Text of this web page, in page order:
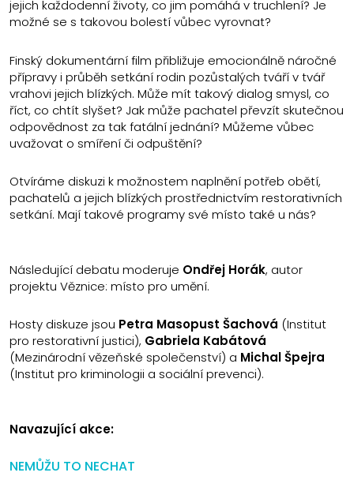
jejich každodenní životy, co jim pomáhá v truchlení? Je
možné se s takovou bolestí vůbec vyrovnat?
Finský dokumentární film přibližuje emocionálně náročné
přípravy i průběh setkání rodin pozůstalých tváří v tvář
vrahovi jejich blízkých. Může mít takový dialog smysl, co
říct, co chtít slyšet? Jak může pachatel převzít skutečnou
odpovědnost za tak fatální jednání? Můžeme vůbec
uvažovat o smíření či odpuštění?
Otvíráme diskuzi k možnostem naplnění potřeb obětí,
pachatelů a jejich blízkých prostřednictvím restorativních
setkání. Mají takové programy své místo také u nás?
Následující debatu moderuje Ondřej Horák, autor
projektu Věznice: místo pro umění.
Hosty diskuze jsou Petra Masopust Šachová (Institut
pro restorativní justici), Gabriela Kabátová
(Mezinárodní vězeňské společenství) a Michal Špejra
(Institut pro kriminologii a sociální prevenci).
Navazující akce:
NEMŮŽU TO NECHAT